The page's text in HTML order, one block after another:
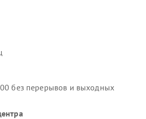
без перерывов и выходных